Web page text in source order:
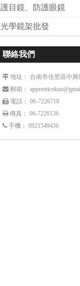
護目鏡、防護眼鏡
光學鏡架批發
聯絡我們
 地址 ： 台南市佳里區中興
 郵箱 ：
 電話 ： 06-7226718
傳真： 06-7226136
 手機： 0921549436